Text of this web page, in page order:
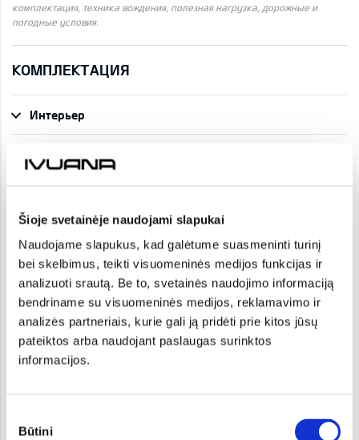
Šioje svetainėje naudojami slapukai
Naudojame slapukus, kad galėtume suasmeninti turinį
bei skelbimus, teikti visuomeninės medijos funkcijas ir
analizuoti srautą. Be to, svetainės naudojimo informaciją
bendriname su visuomeninės medijos, reklamavimo ir
analizės partneriais, kurie gali ją pridėti prie kitos jūsų
pateiktos arba naudojant paslaugas surinktos
informacijos.
pasirinkimas
Būtini
комплектация, техника вождения, полезная нагрузка, дорожные и
погодные условия.
КОМПЛЕКТАЦИЯ
Интерьер
салонный воздушный фильтр
Накопитель для хранения в багажнике нижней крышкой
электронный переключатель передач E-Switch (только
сAT/7DCT)
Подлокотник между передних кресел
Подлокотник сзади